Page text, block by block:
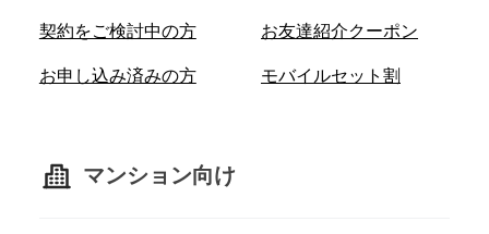
契約をご検討中の方
お申し込み済みの方
お友達紹介クーポン
モバイルセット割
マンション向け